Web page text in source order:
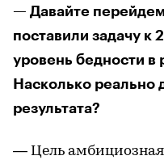
— Давайте
поставили задачу к
уровень бедности в
Насколько реально
результата?
— Цель